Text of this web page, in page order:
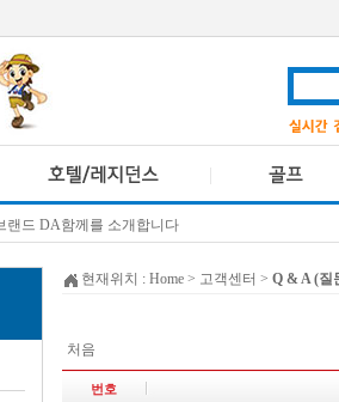
랜드 DA함께를 소개합니다
현재위치 : Home > 고객센터 > Q & A (질
처음
번호